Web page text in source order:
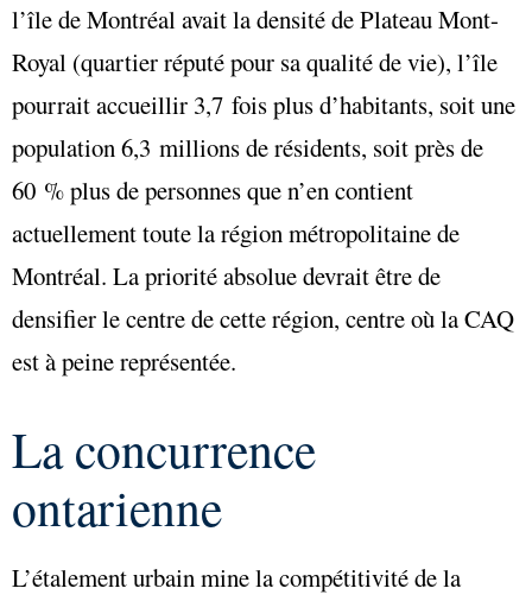
l’île de Montréal avait la densité de Plateau Mont-
Royal (quartier réputé pour sa qualité de vie), l’île
pourrait accueillir 3,7 fois plus d’habitants, soit une
population 6,3 millions de résidents, soit près de
60 % plus de personnes que n’en contient
actuellement toute la région métropolitaine de
Montréal. La priorité absolue devrait être de
densifier le centre de cette région, centre où la CAQ
est à peine représentée.
La concurrence
ontarienne
L’étalement urbain mine la compétitivité de la